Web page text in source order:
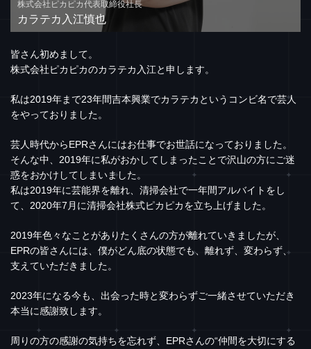
株式会社ピカピカ代表取締役社長
カラテカ入江慎也
皆さん初めまして。
株式会社ピカピカのカラテカ入江と申します。
私は2019年まで23年間吉本興業でカラテカというコンビ名で芸人
をやっておりました。
芸人時代からEPRさんにはお仕事でお世話になっておりました。
そんな中、2019年に私がおかしてしまったことで沢山の方にご迷
惑をおかけしてしまいました。
私は2019年に芸能界を離れ、清掃会社で一年間アルバイトをし
て、2020年7月に清掃会社株式ピカピカを立ち上げました。
2019年色々なことがありたくさんの方が離れていきましたが、
EPRの皆さんには、僕がどん底の状態でも、離れず、変わらず、
支えていただきました。
2023年になる今も、出会った時と変わらずご一緒させていただき
本当に感謝致します。
周りの方の感謝の気持ちを忘れず、EPRさんの“仲間を大切にする